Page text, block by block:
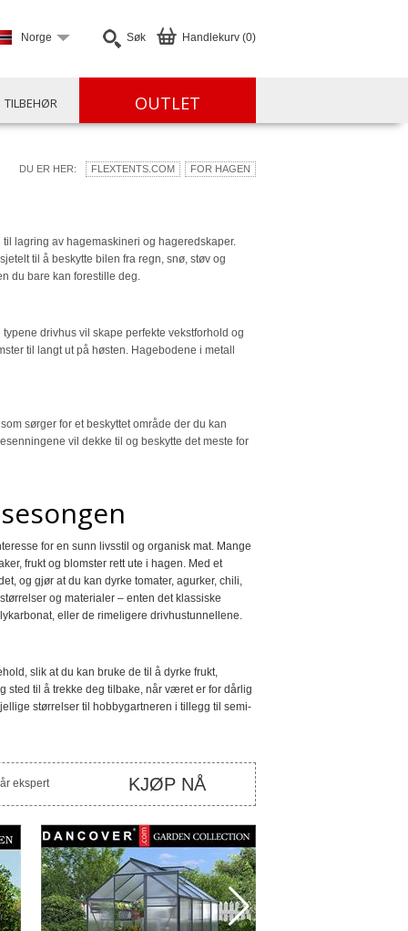
Handlekurv (0)
Søk
Norge
TILBEHØR OUTLET
DU ER HER: FLEXTENTS.COM FOR HAGEN
lagring av hagemaskineri og hageredskaper.
til å beskytte bilen fra regn, snø, støv og
du bare kan forestille deg.
drivhus vil skape perfekte vekstforhold og
til langt ut på høsten. Hagebodene i metall
sørger for et beskyttet område der du kan
vil dekke til og beskytte det meste for
for en sunn livsstil og organisk mat. Mange
frukt og blomster rett ute i hagen. Med et
og gjør at du kan dyrke tomater, agurker, chili,
og materialer – enten det klassiske
eller de rimeligere drivhustunnellene.
slik at du kan bruke de til å dyrke frukt,
sted til å trekke deg tilbake, når været er for dårlig
størrelser til hobbygartneren i tillegg til semi-
ekspert KJØP NÅ